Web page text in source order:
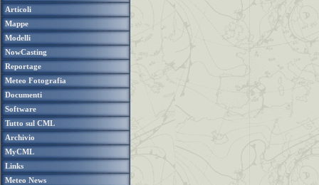
Articoli
Mappe
Modelli
NowCasting
Reportage
Meteo Fotografia
Documenti
Software
Tutto sul CML
Archivio
MyCML
Links
Meteo News